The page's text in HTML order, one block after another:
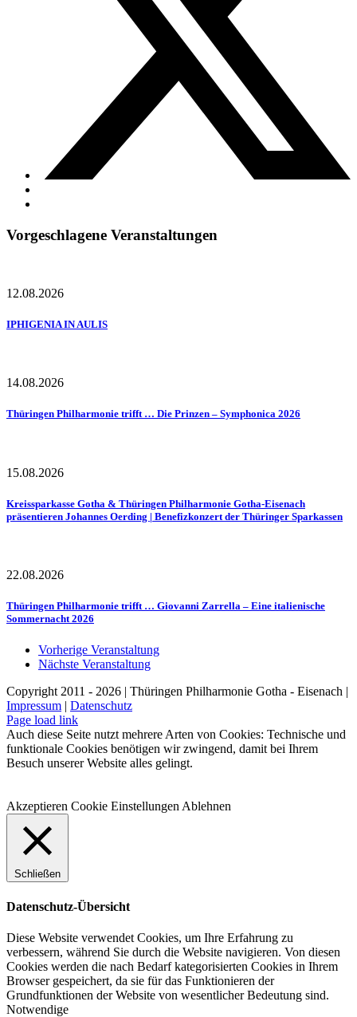
Vorgeschlagene Veranstaltungen
12.08.2026
IPHIGENIA IN AULIS
14.08.2026
Thüringen Philharmonie trifft … Die Prinzen – Symphonica 2026
15.08.2026
Kreissparkasse Gotha & Thüringen Philharmonie Gotha-Eisenach
präsentieren Johannes Oerding | Benefizkonzert der Thüringer Sparkassen
22.08.2026
Thüringen Philharmonie trifft … Giovanni Zarrella – Eine italienische
Sommernacht 2026
Vorherige Veranstaltung
Nächste Veranstaltung
Copyright 2011 - 2026 | Thüringen Philharmonie Gotha - Eisenach |
Impressum | Datenschutz
Facebook
Instagram
WhatsApp
YouTube
E-
Mail
Telefon
Page load link
Auch diese Seite nutzt mehrere Arten von Cookies: Technische und
funktionale Cookies benötigen wir zwingend, damit bei Ihrem
Besuch unserer Website alles gelingt.
Akzeptieren Cookie Einstellungen Ablehnen
Schließen
Datenschutz-Übersicht
Diese Website verwendet Cookies, um Ihre Erfahrung zu
verbessern, während Sie durch die Website navigieren. Von diesen
Cookies werden die nach Bedarf kategorisierten Cookies in Ihrem
Browser gespeichert, da sie für das Funktionieren der
Grundfunktionen der Website von wesentlicher Bedeutung sind.
Notwendige